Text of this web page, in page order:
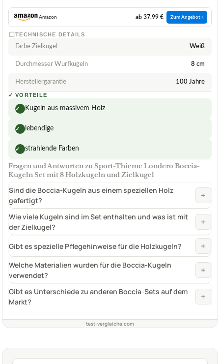
Amazon ab 37,99 € Zum Angebot »
TECHNISCHE DETAILS
Farbe Zielkugel Weiß
Durchmesser Wurfkugeln 8 cm
Herstellergarantie 100 Jahre
✓ VORTEILE
✓ Kugeln aus massivem Holz
✓ lebendige
✓ strahlende Farben
Fragen und Antworten zu Sport-Thieme Londero Boccia-
Kugeln Set mit 8 Holzkugeln und Zielkugel
Sind die Boccia-Kugeln aus einem speziellen Holz
gefertigt?
+
Wie viele Kugeln sind im Set enthalten und was ist mit
der Zielkugel?
+
Gibt es spezielle Pflegehinweise für die Holzkugeln? +
Welche Materialien wurden für die Boccia-Kugeln
verwendet?
+
Gibt es Unterschiede zu anderen Boccia-Sets auf dem
Markt?
+
test-vergleiche.com